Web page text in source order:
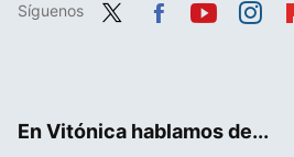
Síguenos
En Vitónica hablamos de...